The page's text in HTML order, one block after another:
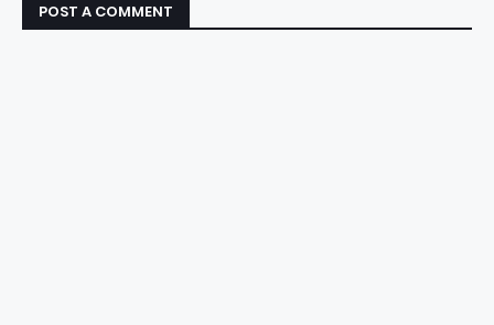
POST A COMMENT